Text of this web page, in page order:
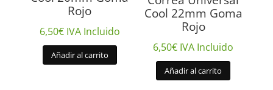
Rojo
6,50€ IVA Incluido
Añadir al carrito
Cool 22mm Goma
Rojo
6,50€ IVA Incluido
Añadir al carrito